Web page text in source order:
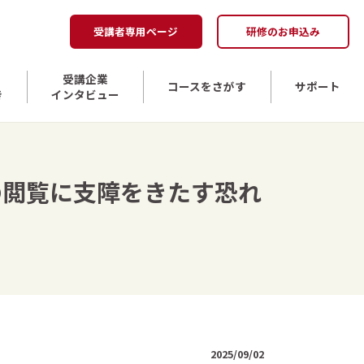
受講企業
インタビュー
コースをさがす サポート
受講者専用ページ 研修のお申込み
覧に支障をきたす恐れ
2025/09/02